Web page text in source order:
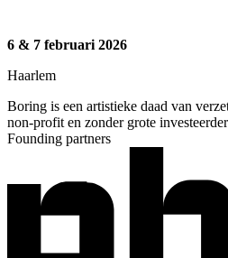
6 & 7 februari 2026
Haarlem
Boring is een artistieke daad van
non-profit en zonder grote
Founding partners